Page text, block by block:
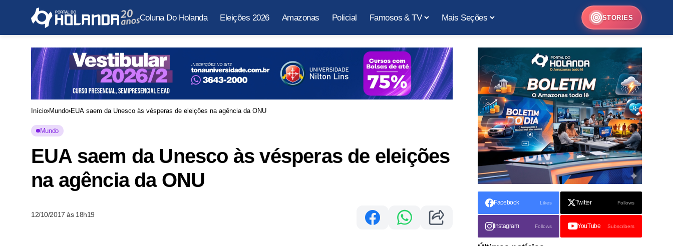
Coluna Do Holanda Eleições 2026 Amazonas Policial Famosos & TV Mais Seções STORIES
Início Mundo EUA saem da Unesco às vésperas de eleições na agência da ONU
Mundo
EUA saem da Unesco às vésperas de eleições
na agência da ONU
12/10/2017 às 18h19
Facebook Likes Twitter Follows
Instagram Follows YouTube Subscribers